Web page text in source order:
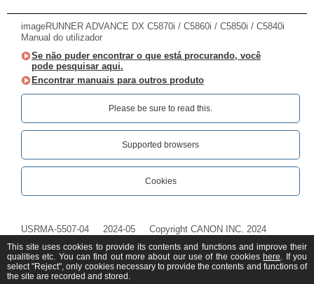
imageRUNNER ADVANCE DX C5870i / C5860i / C5850i / C5840i
Manual do utilizador
Se não puder encontrar o que está procurando, você
pode pesquisar aqui.
Encontrar manuais para outros produto
Please be sure to read this.‎
Supported browsers
Cookies
USRMA-5507-04 2024-05 Copyright CANON INC. 2024
This site uses cookies to provide its contents and functions and improve their
qualities etc. You can find out more about our use of the cookies here. If you
select "Reject", only cookies necessary to provide the contents and functions of
the site are recorded and stored.